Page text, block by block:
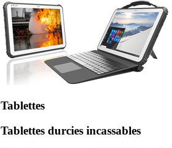
Tablettes
Tablettes durcies incassables